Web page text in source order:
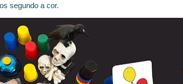
segundo a cor.